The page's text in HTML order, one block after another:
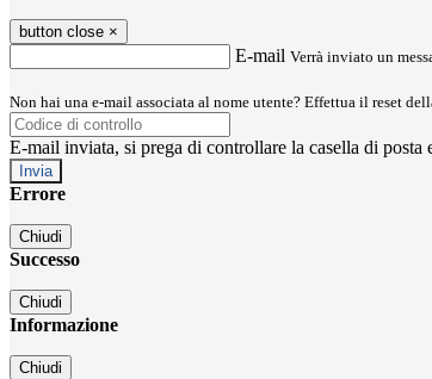
button close ×
E-mail Verrà inviato un
Non hai una e-mail associata al nome utente? Effettua il reset
E-mail inviata, si prega di controllare la casella di posta
Errore
Chiudi
Successo
Chiudi
Informazione
Chiudi